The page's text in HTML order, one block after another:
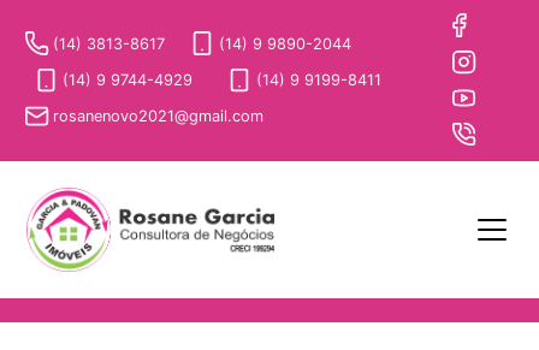
(14) 3813-8617 (14) 9 9890-2044
(14) 9 9744-4929 (14) 9 9199-8411
rosanenovo2021@gmail.com